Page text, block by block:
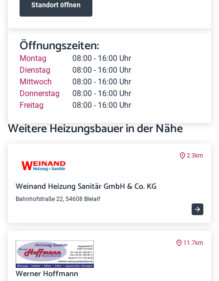
Standort öffnen
Öffnungszeiten:
Montag
08:00 - 16:00 Uhr
Dienstag
08:00 - 16:00 Uhr
Mittwoch
08:00 - 16:00 Uhr
Donnerstag
08:00 - 16:00 Uhr
Freitag
08:00 - 16:00 Uhr
Weitere Heizungsbauer in der Nähe
2.3km
Weinand Heizung Sanitär GmbH & Co. KG
Bahnhofstraße 22, 54608 Bleialf
11.7km
Werner Hoffmann